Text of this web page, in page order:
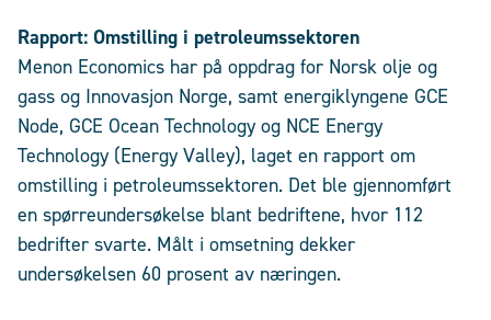
Rapport: Omstilling i petroleumssektoren
Menon Economics har på oppdrag for Norsk olje og
gass og Innovasjon Norge, samt energiklyngene GCE
Node, GCE Ocean Technology og NCE Energy
Technology (Energy Valley), laget en rapport om
omstilling i petroleumssektoren. Det ble gjennomført
en spørreundersøkelse blant bedriftene, hvor 112
bedrifter svarte. Målt i omsetning dekker
undersøkelsen 60 prosent av næringen.